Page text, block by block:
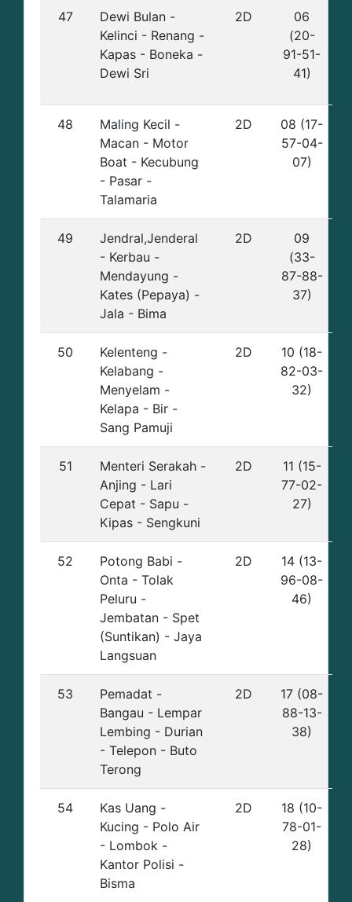
47
Dewi Bulan -
Kelinci - Renang -
Kapas - Boneka -
Dewi Sri
2D
06
(20-
91-51-
41)
48
Maling Kecil -
Macan - Motor
Boat - Kecubung
- Pasar -
Talamaria
2D
08 (17-
57-04-
07)
49
Jendral,Jenderal
- Kerbau -
Mendayung -
Kates (Pepaya) -
Jala - Bima
2D
09
(33-
87-88-
37)
50
Kelenteng -
Kelabang -
Menyelam -
Kelapa - Bir -
Sang Pamuji
2D
10 (18-
82-03-
32)
51
Menteri Serakah -
Anjing - Lari
Cepat - Sapu -
Kipas - Sengkuni
2D
11 (15-
77-02-
27)
52
Potong Babi -
Onta - Tolak
Peluru -
Jembatan - Spet
(Suntikan) - Jaya
Langsuan
2D
14 (13-
96-08-
46)
53
Pemadat -
Bangau - Lempar
Lembing - Durian
- Telepon - Buto
Terong
2D
17 (08-
88-13-
38)
54
Kas Uang -
Kucing - Polo Air
- Lombok -
Kantor Polisi -
Bisma
2D
18 (10-
78-01-
28)